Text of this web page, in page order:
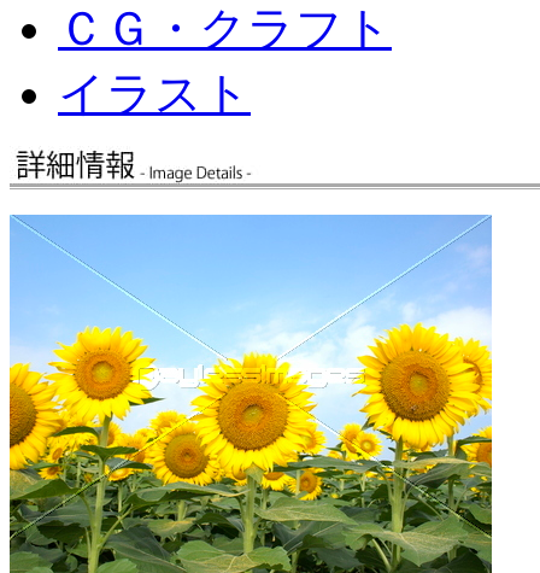
ＣＧ・クラフト
イラスト